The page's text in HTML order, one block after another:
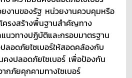
งานของรัฐ หน่วยงานควบคุมหรือ
ครงสร้างพื้นฐานสำคัญทาง
นวทางปฏิบัติและกรอบมาตรฐาน
ลอดภัยไซเบอร์ให้สอดคล้องกับ
คงปลอดภัยไซเบอร์ เพื่อป้องกัน
กภัยคุกคามทางไซเบอร์